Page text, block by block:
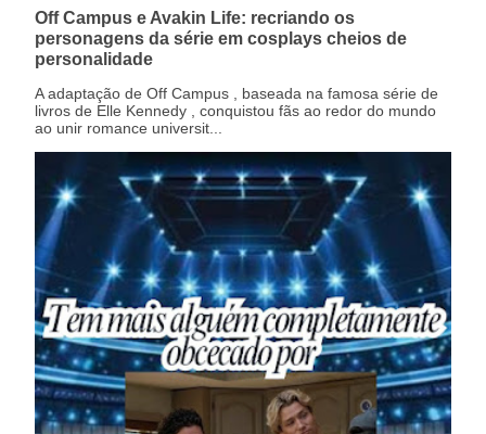
Off Campus e Avakin Life: recriando os
personagens da série em cosplays cheios de
personalidade
A adaptação de Off Campus , baseada na famosa série de
livros de Elle Kennedy , conquistou fãs ao redor do mundo
ao unir romance universit...